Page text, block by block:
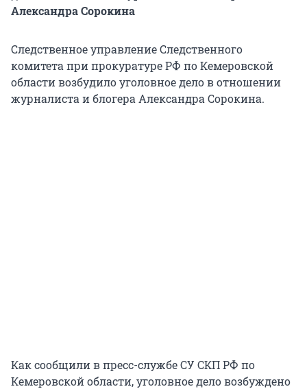
Александра Сорокина
Следственное управление Следственного
комитета при прокуратуре РФ по Кемеровской
области возбудило уголовное дело в отношении
журналиста и блогера Александра Сорокина.
Как сообщили в пресс-службе СУ СКП РФ по
Кемеровской области, уголовное дело возбуждено